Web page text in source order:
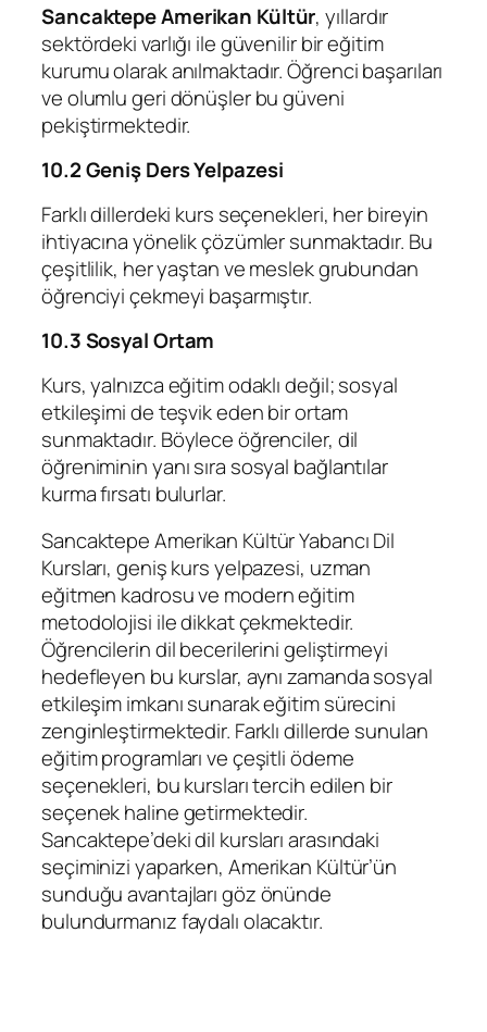
Sancaktepe Amerikan Kültür, yıllardır
sektördeki varlığı ile güvenilir bir eğitim
kurumu olarak anılmaktadır. Öğrenci başarıları
ve olumlu geri dönüşler bu güveni
pekiştirmektedir.
10.2 Geniş Ders Yelpazesi
Farklı dillerdeki kurs seçenekleri, her bireyin
ihtiyacına yönelik çözümler sunmaktadır. Bu
çeşitlilik, her yaştan ve meslek grubundan
öğrenciyi çekmeyi başarmıştır.
10.3 Sosyal Ortam
Kurs, yalnızca eğitim odaklı değil; sosyal
etkileşimi de teşvik eden bir ortam
sunmaktadır. Böylece öğrenciler, dil
öğreniminin yanı sıra sosyal bağlantılar
kurma fırsatı bulurlar.
Sancaktepe Amerikan Kültür Yabancı Dil
Kursları, geniş kurs yelpazesi, uzman
eğitmen kadrosu ve modern eğitim
metodolojisi ile dikkat çekmektedir.
Öğrencilerin dil becerilerini geliştirmeyi
hedefleyen bu kurslar, aynı zamanda sosyal
etkileşim imkanı sunarak eğitim sürecini
zenginleştirmektedir. Farklı dillerde sunulan
eğitim programları ve çeşitli ödeme
seçenekleri, bu kursları tercih edilen bir
seçenek haline getirmektedir.
Sancaktepe’deki dil kursları arasındaki
seçiminizi yaparken, Amerikan Kültür’ün
sunduğu avantajları göz önünde
bulundurmanız faydalı olacaktır.